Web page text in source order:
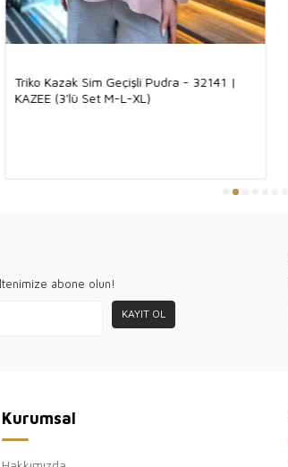
Triko Kazak Sim Geçişli Pudra - 32141 |
KAZEE (3'lü Set M-L-XL)
abone olun!
KAYIT OL
Kurumsal